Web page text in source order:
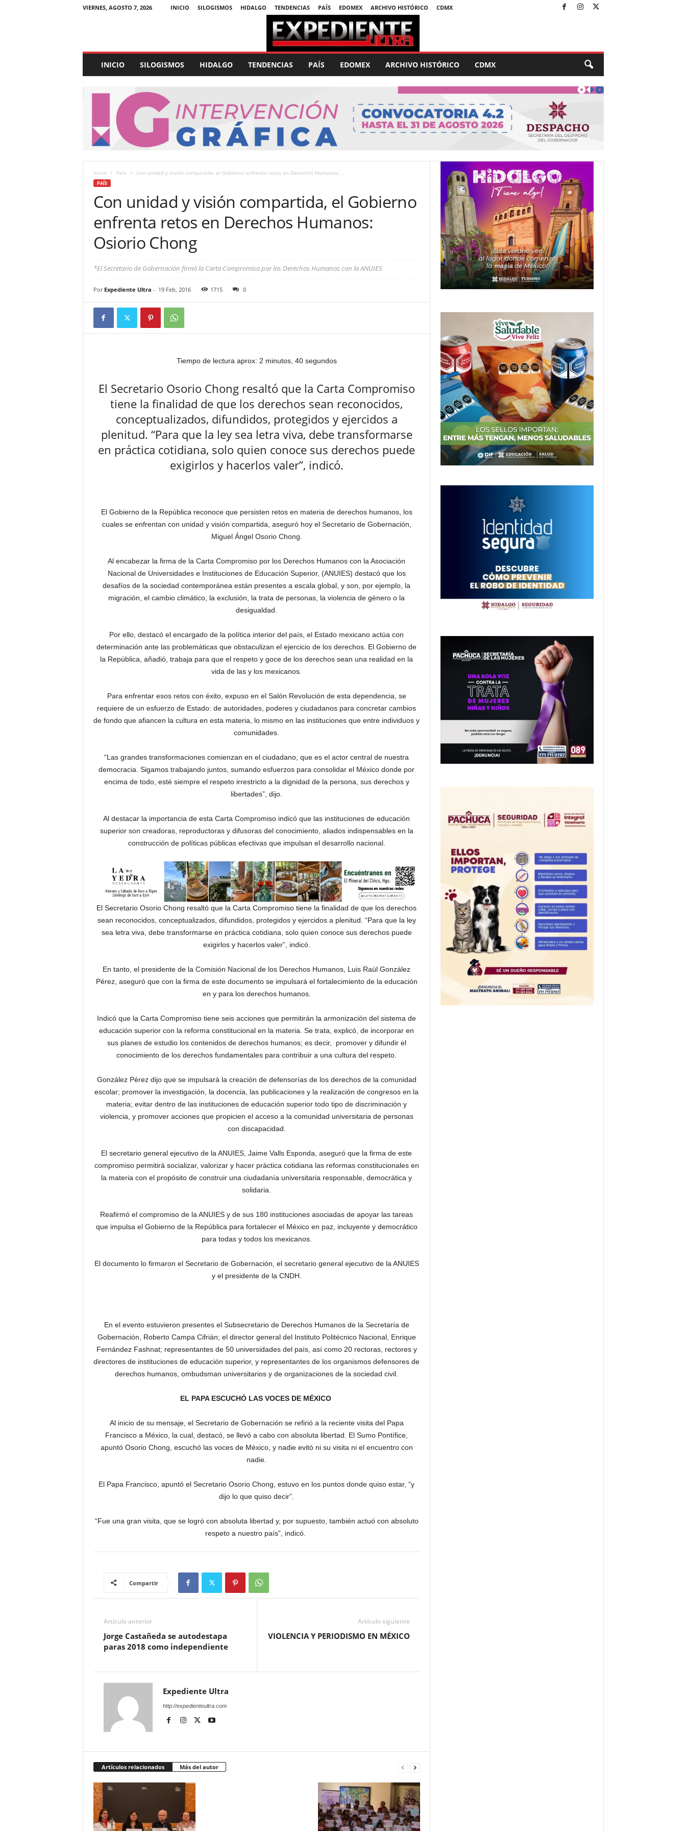
VIERNES, AGOSTO 7, 2026 INICIO SILOGISMOS HIDALGO TENDENCIAS PAÍS EDOMEX ARCHIVO HISTÓRICO CDMX
p
e
U
INICIO SILOGISMOS HIDALGO TENDENCIAS PAÍS EDOMEX ARCHIVO HISTÓRICO CDMX
Inicio País Con unidad y visión compartida, el Gobierno enfrenta retos en Derechos Humanos:...
PAÍS
Con unidad y visión compartida, el Gobierno
enfrenta retos en Derechos Humanos:
Osiorio Chong
*El Secretario de Gobernación firmó la Carta Compromiso por los Derechos Humanos con la ANUIES
Por Expediente Ultra - 19 Feb, 2016 1715 0
Tiempo de lectura aprox: 2 minutos, 40 segundos
El Secretario Osorio Chong resaltó que la Carta Compromiso
tiene la finalidad de que los derechos sean reconocidos,
conceptualizados, difundidos, protegidos y ejercidos a
plenitud. “Para que la ley sea letra viva, debe transformarse
en práctica cotidiana, solo quien conoce sus derechos puede
exigirlos y hacerlos valer”, indicó.
El Gobierno de la República reconoce que persisten retos en materia de derechos humanos, los
cuales se enfrentan con unidad y visión compartida, aseguró hoy el Secretario de Gobernación,
Miguel Ángel Osorio Chong.
Al encabezar la firma de la Carta Compromiso por los Derechos Humanos con la Asociación
Nacional de Universidades e Instituciones de Educación Superior, (ANUIES) destacó que los
desafíos de la sociedad contemporánea están presentes a escala global, y son, por ejemplo, la
migración, el cambio climático, la exclusión, la trata de personas, la violencia de género o la
desigualdad.
Por ello, destacó el encargado de la política interior del país, el Estado mexicano actúa con
determinación ante las problemáticas que obstaculizan el ejercicio de los derechos. El Gobierno de
la República, añadió, trabaja para que el respeto y goce de los derechos sean una realidad en la
vida de las y los mexicanos.
Para enfrentar esos retos con éxito, expuso en el Salón Revolución de esta dependencia, se
requiere de un esfuerzo de Estado: de autoridades, poderes y ciudadanos para concretar cambios
de fondo que afiancen la cultura en esta materia, lo mismo en las instituciones que entre individuos y
comunidades.
“Las grandes transformaciones comienzan en el ciudadano, que es el actor central de nuestra
democracia. Sigamos trabajando juntos, sumando esfuerzos para consolidar el México donde por
encima de todo, esté siempre el respeto irrestricto a la dignidad de la persona, sus derechos y
libertades”, dijo.
Al destacar la importancia de esta Carta Compromiso indicó que las instituciones de educación
superior son creadoras, reproductoras y difusoras del conocimiento, aliados indispensables en la
construcción de políticas públicas efectivas que impulsan el desarrollo nacional.
El Secretario Osorio Chong resaltó que la Carta Compromiso tiene la finalidad de que los derechos
sean reconocidos, conceptualizados, difundidos, protegidos y ejercidos a plenitud. “Para que la ley
sea letra viva, debe transformarse en práctica cotidiana, solo quien conoce sus derechos puede
exigirlos y hacerlos valer”, indicó.
En tanto, el presidente de la Comisión Nacional de los Derechos Humanos, Luis Raúl González
Pérez, aseguró que con la firma de este documento se impulsará el fortalecimiento de la educación
en y para los derechos humanos.
Indicó que la Carta Compromiso tiene seis acciones que permitirán la armonización del sistema de
educación superior con la reforma constitucional en la materia. Se trata, explicó, de incorporar en
sus planes de estudio los contenidos de derechos humanos; es decir, promover y difundir el
conocimiento de los derechos fundamentales para contribuir a una cultura del respeto.
González Pérez dijo que se impulsará la creación de defensorías de los derechos de la comunidad
escolar; promover la investigación, la docencia, las publicaciones y la realización de congresos en la
materia; evitar dentro de las instituciones de educación superior todo tipo de discriminación y
violencia, y promover acciones que propicien el acceso a la comunidad universitaria de personas
con discapacidad.
El secretario general ejecutivo de la ANUIES, Jaime Valls Esponda, aseguró que la firma de este
compromiso permitirá socializar, valorizar y hacer práctica cotidiana las reformas constitucionales en
la materia con el propósito de construir una ciudadanía universitaria responsable, democrática y
solidaria.
Reafirmó el compromiso de la ANUIES y de sus 180 instituciones asociadas de apoyar las tareas
que impulsa el Gobierno de la República para fortalecer el México en paz, incluyente y democrático
para todas y todos los mexicanos.
El documento lo firmaron el Secretario de Gobernación, el secretario general ejecutivo de la ANUIES
y el presidente de la CNDH.
En el evento estuvieron presentes el Subsecretario de Derechos Humanos de la Secretaría de
Gobernación, Roberto Campa Cifrián; el director general del Instituto Politécnico Nacional, Enrique
Fernández Fashnat; representantes de 50 universidades del país, así como 20 rectoras, rectores y
directores de instituciones de educación superior, y representantes de los organismos defensores de
derechos humanos, ombudsman universitarios y de organizaciones de la sociedad civil.
EL PAPA ESCUCHÓ LAS VOCES DE MÉXICO
Al inicio de su mensaje, el Secretario de Gobernación se refirió a la reciente visita del Papa
Francisco a México, la cual, destacó, se llevó a cabo con absoluta libertad. El Sumo Pontífice,
apuntó Osorio Chong, escuchó las voces de México, y nadie evitó ni su visita ni el encuentro con
nadie.
El Papa Francisco, apuntó el Secretario Osorio Chong, estuvo en los puntos donde quiso estar, “y
dijo lo que quiso decir”.
“Fue una gran visita, que se logró con absoluta libertad y, por supuesto, también actuó con absoluto
respeto a nuestro país”, indicó.
Compartir
Artículo anterior
Jorge Castañeda se autodestapa
paras 2018 como independiente
Artículo siguiente
VIOLENCIA Y PERIODISMO EN MÉXICO
Expediente Ultra
http://expedienteultra.com
Artículos relacionados Más del autor